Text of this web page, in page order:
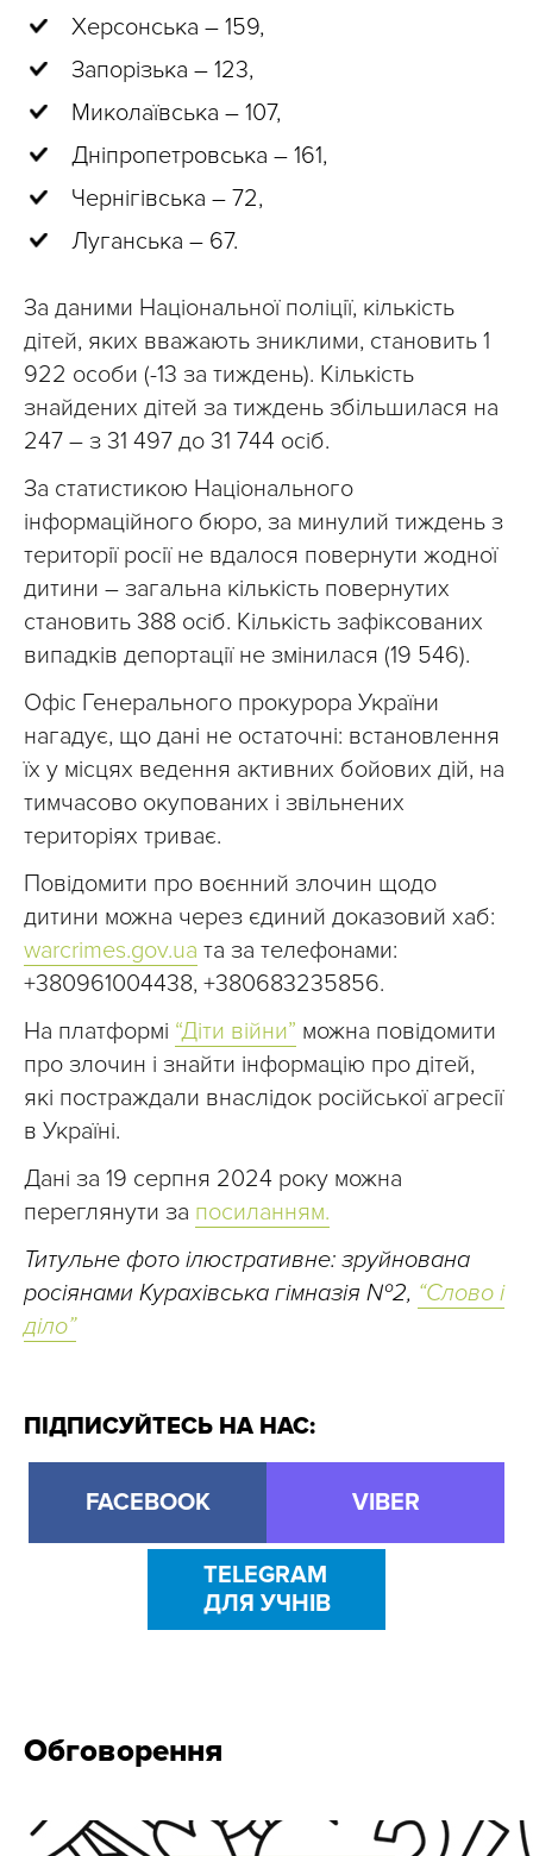
Херсонська – 159,
Запорізька – 123,
Миколаївська – 107,
Дніпропетровська – 161,
Чернігівська – 72,
Луганська – 67.
За даними Національної поліції, кількість
дітей, яких вважають зниклими, становить 1
922 особи (-13 за тиждень). Кількість
знайдених дітей за тиждень збільшилася на
247 – з 31 497 до 31 744 осіб.
За статистикою Національного
інформаційного бюро, за минулий тиждень з
території росії не вдалося повернути жодної
дитини – загальна кількість повернутих
становить 388 осіб. Кількість зафіксованих
випадків депортації не змінилася (19 546).
Офіс Генерального прокурора України
нагадує, що дані не остаточні: встановлення
їх у місцях ведення активних бойових дій, на
тимчасово окупованих і звільнених
територіях триває.
Повідомити про воєнний злочин щодо
дитини можна через єдиний доказовий хаб:
warcrimes.gov.ua та за телефонами:
+380961004438, +380683235856.
На платформі “Діти війни” можна повідомити
про злочин і знайти інформацію про дітей,
які постраждали внаслідок російської агресії
в Україні.
Дані за 19 серпня 2024 року можна
переглянути за посиланням.
Титульне фото ілюстративне: зруйнована
росіянами Курахівська гімназія №2, “Слово і
діло”
ПІДПИСУЙТЕСЬ НА НАС:
FACEBOOK VIBER
TELEGRAM
ДЛЯ УЧНІВ
Обговорення